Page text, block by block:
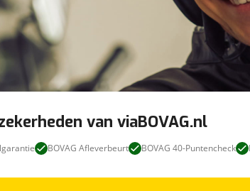
van viaBOVAG.nl
BOVAG Afleverbeurt BOVAG 40-Puntencheck